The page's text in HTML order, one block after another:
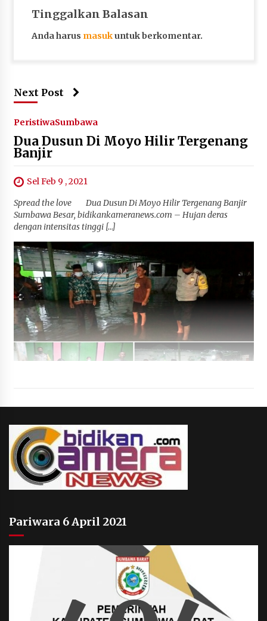
Tinggalkan Balasan
Anda harus masukuntuk berkomentar.
Next Post
PeristiwaSumbawa
Dua Dusun Di Moyo Hilir Tergenang
Banjir
Sel Feb 9 , 2021
Spread the love Dua Dusun Di Moyo Hilir Tergenang Banjir
Sumbawa Besar, bidikankameranews.com – Hujan deras
dengan intensitas tinggi […]
Pariwara 6 April 2021